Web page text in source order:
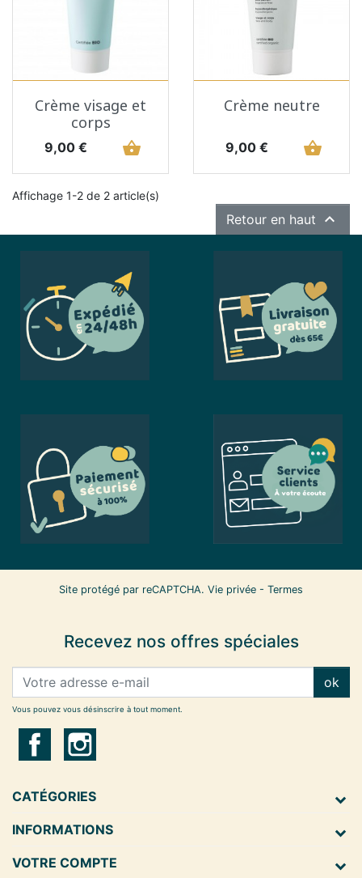
Crème visage et
corps
Prix
9,00 € shopping_basket
Crème neutre
Prix
9,00 € shopping_basket
Affichage 1-2 de 2 article(s)
Retour en haut 
Site protégé par reCAPTCHA. Vie privée - Termes
Recevez nos offres spéciales
ok
Vous pouvez vous désinscrire à tout moment.
CATÉGORIES
INFORMATIONS
VOTRE COMPTE